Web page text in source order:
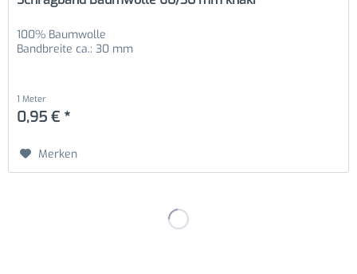
100% Baumwolle
Bandbreite ca.: 30 mm
1 Meter
0,95 € *
Merken